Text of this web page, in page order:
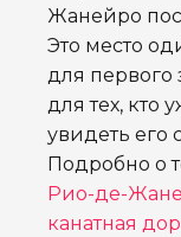
Жанейро
Это место
для первого
для тех, кто
увидеть его
Подробно о
Рио-де-
канатная